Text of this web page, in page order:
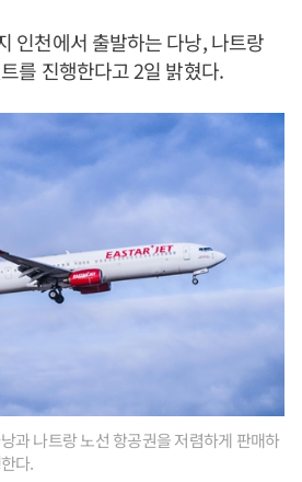
인천에서 출발하는 다낭, 나트랑
를 진행한다고 2일 밝혔다.
과 나트랑 노선 항공권을 저렴하게 판매하
다.